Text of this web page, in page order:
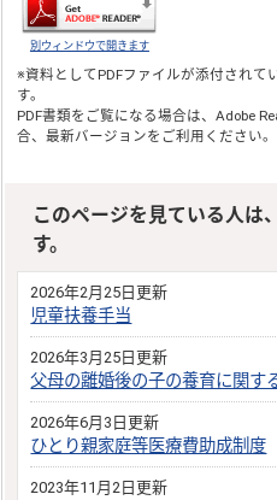
別ウィンドウで開きます
※資料としてPDFファイルが添付されて
す。
PDF書類をご覧になる場合は、Adobe
合、最新バージョンをご利用ください。
このページを見ている人は
す。
2026年2月25日更新
児童扶養手当
2026年3月25日更新
父母の離婚後の子の養育に関す
2026年6月3日更新
ひとり親家庭等医療費助成制度
2023年11月2日更新